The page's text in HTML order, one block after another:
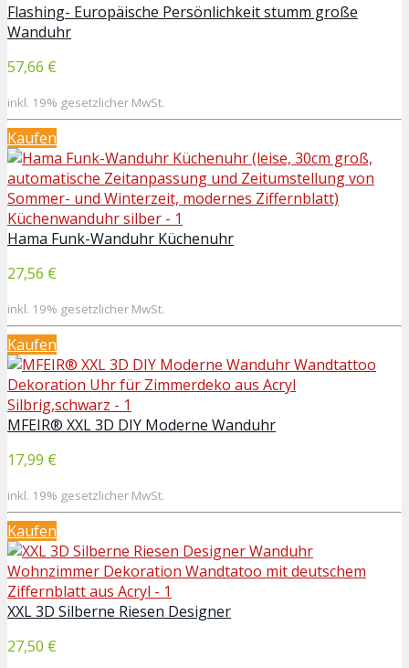
Flashing- Europäische Persönlichkeit stumm große
Wanduhr
57,66 €
inkl. 19% gesetzlicher MwSt.
Kaufen
Hama Funk-Wanduhr Küchenuhr
27,56 €
inkl. 19% gesetzlicher MwSt.
Kaufen
MFEIR® XXL 3D DIY Moderne Wanduhr
17,99 €
inkl. 19% gesetzlicher MwSt.
Kaufen
XXL 3D Silberne Riesen Designer
27,50 €